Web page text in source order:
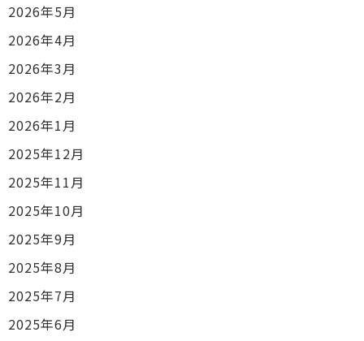
2026年5月
2026年4月
2026年3月
2026年2月
2026年1月
2025年12月
2025年11月
2025年10月
2025年9月
2025年8月
2025年7月
2025年6月